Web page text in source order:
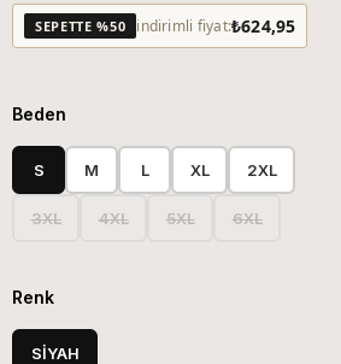
SEPETTE %50 indirimli fiyat:₺624,95
Beden
S M L XL 2XL
3XL 4XL 5XL 6XL
Renk
SİYAH